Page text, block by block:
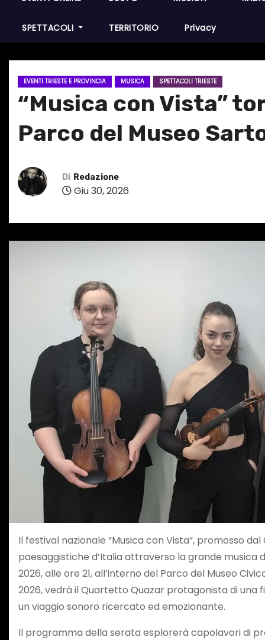
SPETTACOLI TERRITORIO Privacy
EVENTI TRIESTE E PROVINCIA MUSICA SPETTACOLI TRIESTE
“Musica con Vista”
Parco del Museo
Di Redazione
Giu 30, 2026
Il festival nazionale “Musica con Vista”, promosso
paesaggistiche d’Italia attraverso la grande
2026, alle ore 21, all’interno del Parco del Museo
2026, vedrà il Quartetto Quazar protagonista di
un viaggio sonoro ricercato ed emozionante.
Il programma della serata esplorerà capolavori di